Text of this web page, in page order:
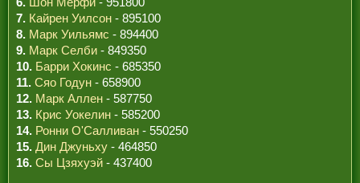
7. Кайрен Уилсон - 895100
8. Марк Уильямс - 894400
9. Марк Селби - 849350
10. Барри Хокинс - 685350
11. Сяо Годун - 658900
12. Марк Аллен - 587750
13. Крис Уокелин - 585200
14. Ронни О'Салливан - 550250
15. Дин Джуньху - 464850
16. Сы Цзяхуэй - 437400